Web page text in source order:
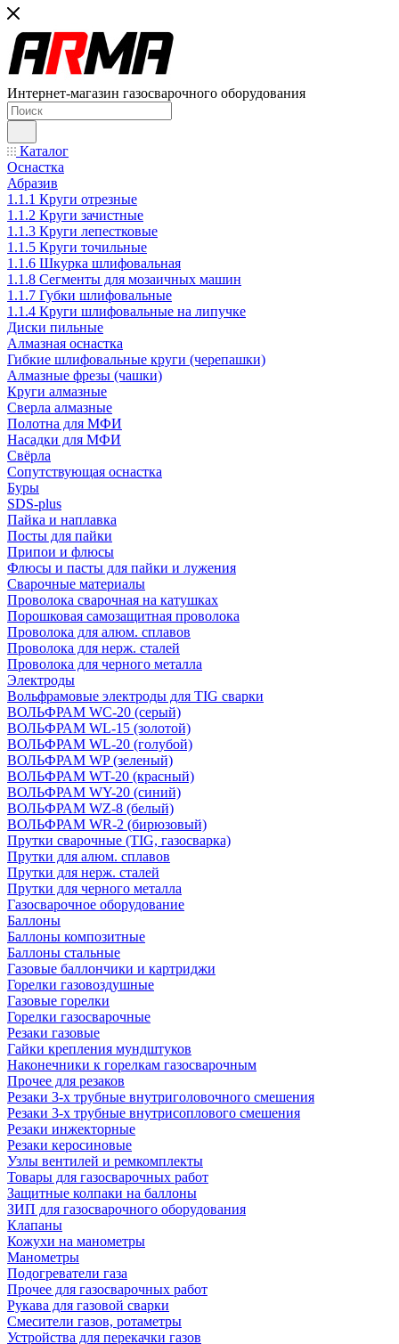
Интернет-магазин газосварочного оборудования
Каталог
Оснастка
Абразив
1.1.1 Круги отрезные
1.1.2 Круги зачистные
1.1.3 Круги лепестковые
1.1.5 Круги точильные
1.1.6 Шкурка шлифовальная
1.1.8 Сегменты для мозаичных машин
1.1.7 Губки шлифовальные
1.1.4 Круги шлифовальные на липучке
Диски пильные
Алмазная оснастка
Гибкие шлифовальные круги (черепашки)
Алмазные фрезы (чашки)
Круги алмазные
Сверла алмазные
Полотна для МФИ
Насадки для МФИ
Свёрла
Сопутствующая оснастка
Буры
SDS-plus
Пайка и наплавка
Посты для пайки
Припои и флюсы
Флюсы и пасты для пайки и лужения
Сварочные материалы
Проволока сварочная на катушках
Порошковая самозащитная проволока
Проволока для алюм. сплавов
Проволока для нерж. сталей
Проволока для черного металла
Электроды
Вольфрамовые электроды для TIG сварки
ВОЛЬФРАМ WC-20 (серый)
ВОЛЬФРАМ WL-15 (золотой)
ВОЛЬФРАМ WL-20 (голубой)
ВОЛЬФРАМ WP (зеленый)
ВОЛЬФРАМ WT-20 (красный)
ВОЛЬФРАМ WY-20 (синий)
ВОЛЬФРАМ WZ-8 (белый)
ВОЛЬФРАМ WR-2 (бирюзовый)
Прутки сварочные (TIG, газосварка)
Прутки для алюм. сплавов
Прутки для нерж. сталей
Прутки для черного металла
Газосварочное оборудование
Баллоны
Баллоны композитные
Баллоны стальные
Газовые баллончики и картриджи
Горелки газовоздушные
Газовые горелки
Горелки газосварочные
Резаки газовые
Гайки крепления мундштуков
Наконечники к горелкам газосварочным
Прочее для резаков
Резаки 3-х трубные внутриголовочного смешения
Резаки 3-х трубные внутрисоплового смешения
Резаки инжекторные
Резаки керосиновые
Узлы вентилей и ремкомплекты
Товары для газосварочных работ
Защитные колпаки на баллоны
ЗИП для газосварочного оборудования
Клапаны
Кожухи на манометры
Манометры
Подогреватели газа
Прочее для газосварочных работ
Рукава для газовой сварки
Смесители газов, ротаметры
Устройства для перекачки газов